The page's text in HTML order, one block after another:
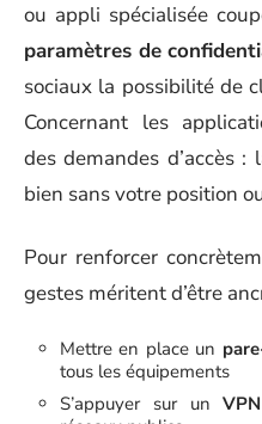
ou appli spécialisée
paramètres de
sociaux la possibilité de
Concernant les
des demandes d’accès
bien sans votre position
Pour renforcer
gestes méritent d’être
Mettre en place un
tous les équipements
S’appuyer sur unVPN